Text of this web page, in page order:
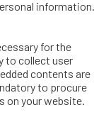
information.
for the
to collect user
contents are
to procure
on your website.